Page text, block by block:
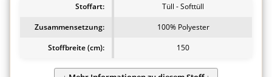
Stoffart:
Tüll - Softtüll
Zusammensetzung:
100% Polyester
Stoffbreite (cm):
150